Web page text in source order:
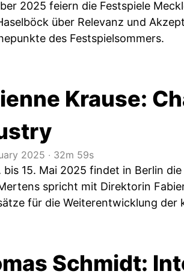
2025 feiern die Festspiele
über Relevanz und
des Festspielsommers.
Krause:
2025 ‧ 32m 59s
bis 15. Mai 2025 findet in Berlin
spricht mit Direktorin
für die Weiterentwicklung der
Schmidt: